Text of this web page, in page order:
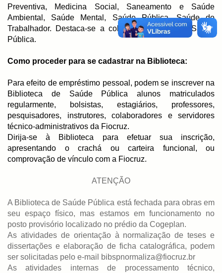
Preventiva, Medicina Social, Saneamento e Saúde
Ambiental, Saúde Mental, Saúde Pública, Saúde do
Trabalhador. Destaca-se a coleção de teses em Saúde
Pública.
Como proceder para se cadastrar na Biblioteca:
Para efeito de empréstimo pessoal, podem se inscrever na
Biblioteca de Saúde Pública alunos matriculados
regularmente, bolsistas, estagiários, professores,
pesquisadores, instrutores, colaboradores e servidores
técnico-administrativos da Fiocruz.
Dirija-se à Biblioteca para efetuar sua inscrição,
apresentando o crachá ou carteira funcional, ou
comprovação de vínculo com a Fiocruz.
ATENÇÃO
A Biblioteca de Saúde Pública está fechada para obras em
seu espaço físico, mas estamos em funcionamento no
posto provisório localizado no prédio da Cogeplan.
As atividades de orientação à normalização de teses e
dissertações e elaboração de ficha catalográfica, podem
ser solicitadas pelo e-mail bibspnormaliza@fiocruz.br
As atividades internas de processamento técnico,